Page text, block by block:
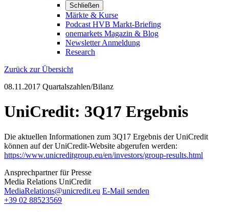
Schließen
Märkte & Kurse
Podcast HVB Markt-Briefing
onemarkets Magazin & Blog
Newsletter Anmeldung
Research
Zurück zur Übersicht
08.11.2017 Quartalszahlen/Bilanz
UniCredit: 3Q17 Ergebnis
Die aktuellen Informationen zum 3Q17 Ergebnis der UniCredit
können auf der UniCredit-Website abgerufen werden:
https://www.unicreditgroup.eu/en/investors/group-results.html
Ansprechpartner für Presse
Media Relations UniCredit
MediaRelations@unicredit.eu E-Mail senden
+39 02 88523569